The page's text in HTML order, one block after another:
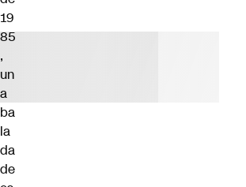
19
85
,
un
a
ba
la
da
de